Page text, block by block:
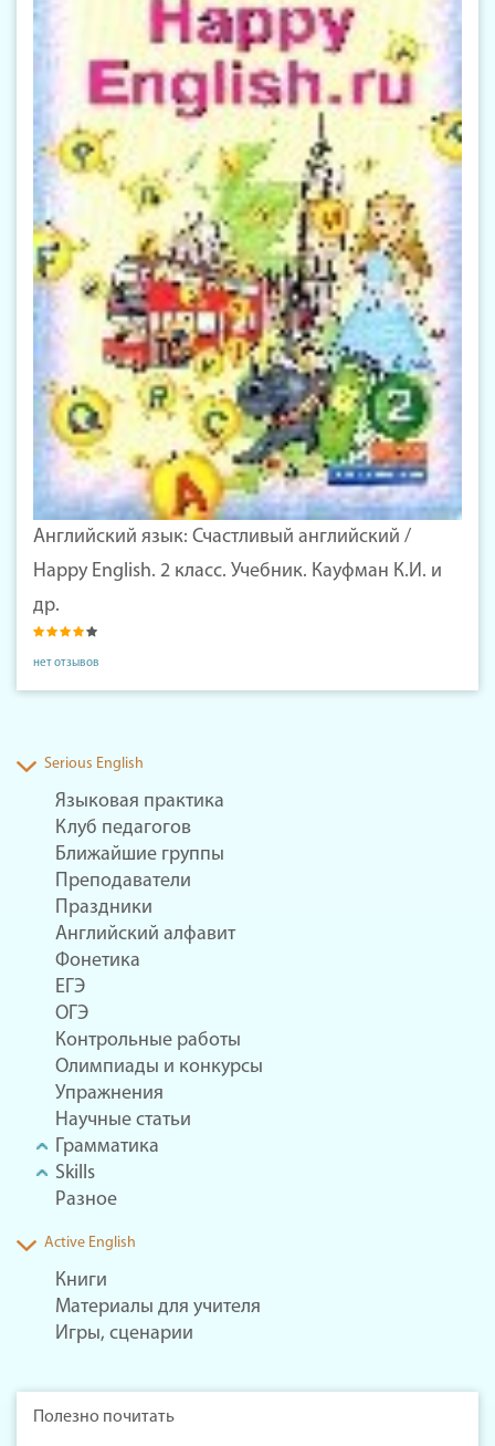
Английский язык: Счастливый английский /
Happy English. 2 класс. Учебник. Кауфман К.И. и
др.
нет отзывов
Serious English
Языковая практика
Клуб педагогов
Ближайшие группы
Преподаватели
Праздники
Английский алфавит
Фонетика
ЕГЭ
ОГЭ
Контрольные работы
Олимпиады и конкурсы
Упражнения
Научные статьи
Грамматика
Skills
Разное
Active English
Книги
Материалы для учителя
Игры, сценарии
Полезно почитать